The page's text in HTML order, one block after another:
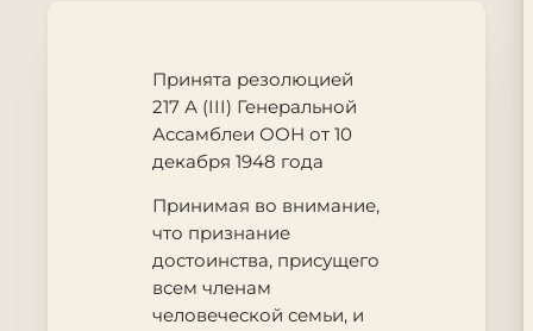
Принята резолюцией
217 А (III) Генеральной
Ассамблеи ООН от 10
декабря 1948 года
Принимая во внимание,
что признание
достоинства, присущего
всем членам
человеческой семьи, и